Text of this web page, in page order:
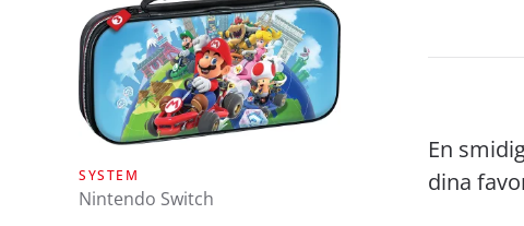
SYSTEM
Nintendo Switch
En
dina